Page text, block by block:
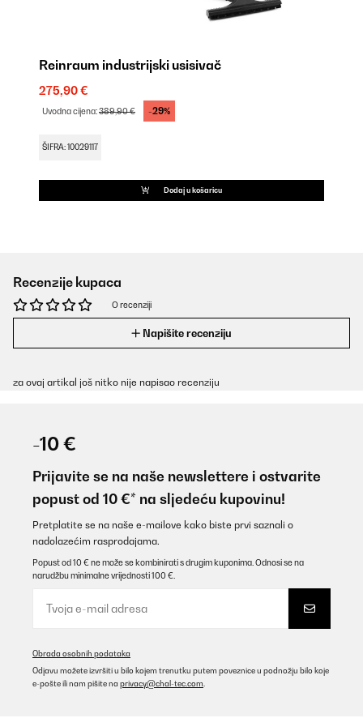
Reinraum industrijski usisivač
275,90 €
Uvodna cijena:389,90 € -29%
ŠIFRA: 10029117
Dodaj u košaricu
Recenzije kupaca
O recenziji
Napišite recenziju
za ovaj artikal još nitko nije napisao recenziju
-10 €
Prijavite se na naše newslettere i ostvarite
popust od 10 €* na sljedeću kupovinu!
Pretplatite se na naše e-mailove kako biste prvi saznali o
nadolazećim rasprodajama.
Popust od 10 € ne može se kombinirati s drugim kuponima. Odnosi se na
narudžbu minimalne vrijednosti 100 €.
Obrada osobnih podataka
Odjavu možete izvršiti u bilo kojem trenutku putem poveznice u podnožju bilo koje
e-pošte ili nam pišite na privacy@chal-tec.com